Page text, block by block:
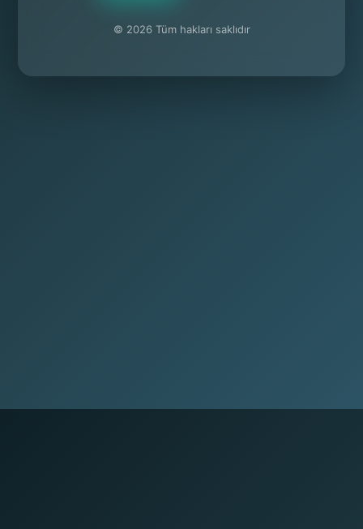
© 2026 Tüm hakları saklıdır